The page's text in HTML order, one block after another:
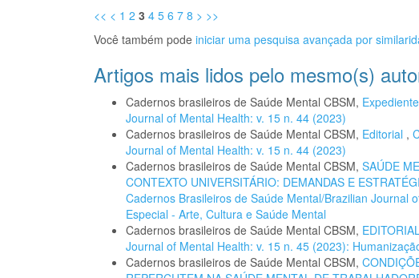
<< < 1 2 3 4 5 6 7 8 > >>
Você também pode iniciar uma pesquisa avançada por
Artigos mais lidos pelo mesmo(s)
Cadernos brasileiros de Saúde Mental CBSM, Expediente
Journal of Mental Health: v. 15 n. 44 (2023)
Cadernos brasileiros de Saúde Mental CBSM, Editorial ,
Journal of Mental Health: v. 15 n. 44 (2023)
Cadernos brasileiros de Saúde Mental CBSM, SAÚDE
CONTEXTO UNIVERSITÁRIO: DEMANDAS E
Cadernos Brasileiros de Saúde Mental/Brazilian Journal
Especial - Arte, Cultura e Saúde Mental
Cadernos brasileiros de Saúde Mental CBSM,
Journal of Mental Health: v. 15 n. 45 (2023):
Cadernos brasileiros de Saúde Mental CBSM,